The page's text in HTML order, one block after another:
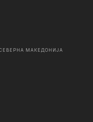
МАКЕДОНИЈА